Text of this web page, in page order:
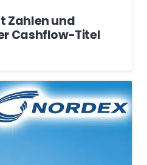
Zahlen und
Cashflow-Titel